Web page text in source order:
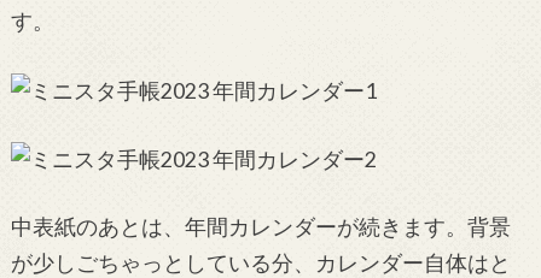
す。
中表紙のあとは、年間カレンダーが続きます。背景
が少しごちゃっとしている分、カレンダー自体はと